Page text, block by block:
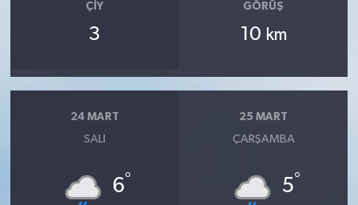
ÇIY
3
GÖRÜŞ
10 km
24 MART
SALI
6°
25 MART
ÇARŞAMBA
5°